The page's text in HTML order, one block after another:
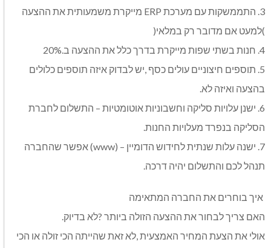
(‬למעט‭ ‬אם‭ ‬מדובר‭ ‬רק‭ ‬במלאי‭)‬
4. ‬חנות‭ ‬בשתי‭ ‬שפות‭ ‬מייקרת‭ ‬בדרך‭ ‬כלל‭ ‬את‭ ‬ההצעה‭ ‬ב‭ ‬20%‭.‬
‬בהצעה‭ ‬ואיזה‭ ‬לא‭.‬
‬הסליקה‭ ‬בנפרד‭ ‬מעלויות‭ ‬החנות‭.‬
‬תנהל‭ ‬לכם‭ ‬והתשלום‭ ‬יהיה‭ ‬דרכה‭.‬
האם‭ ‬צריך‭ ‬לבחור‭ ‬את‭ ‬ההצעה‭ ‬הזולה‭ ‬ביותר‭? ‬לא‭ ‬בדיוק‭.‬